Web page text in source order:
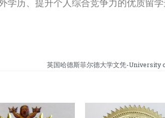
历、提升个人综合竞争力的优质留学
英国哈德斯菲尔德大学文凭-University